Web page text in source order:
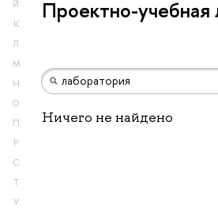
Й
К
Л
М
Н
О
П
Р
С
Т
У
Проектно-учебная
Ничего не найдено